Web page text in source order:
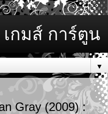
กมส์ การ์ตูน
▼
Gray (2009) :